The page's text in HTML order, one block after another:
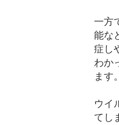
一方
能な
症し
わか
ます
ウイ
てし